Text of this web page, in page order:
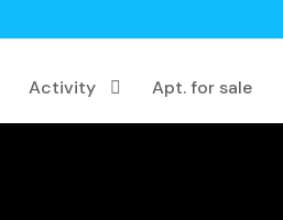
Activity Apt. for sale